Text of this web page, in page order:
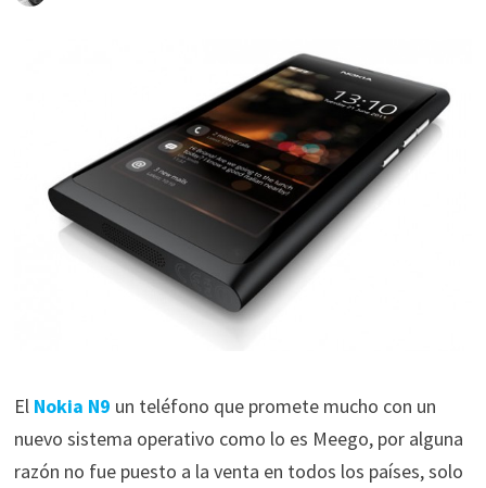
El Nokia N9 un teléfono que promete mucho con un
nuevo sistema operativo como lo es Meego, por alguna
razón no fue puesto a la venta en todos los países, solo